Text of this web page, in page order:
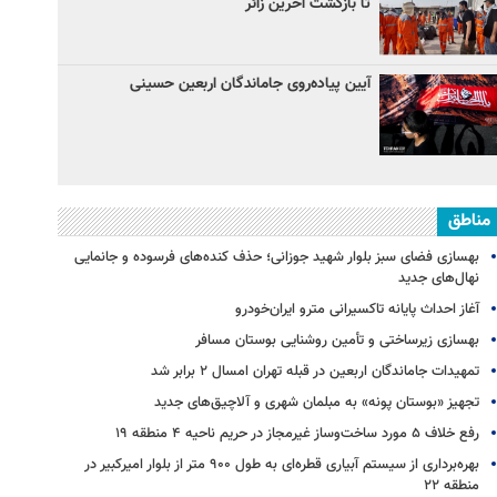
آیین پیاده‌روی جاماندگان اربعین حسینی
مناطق
بهسازی فضای سبز بلوار شهید جوزانی؛ حذف کنده‌های فرسوده و جانمایی
نهال‌های جدید
آغاز احداث پایانه تاکسیرانی مترو ایران‌خودرو
بهسازی زیرساختی و تأمین روشنایی بوستان مسافر
تمهیدات جاماندگان اربعین در قبله تهران امسال ۲ برابر شد
تجهیز «بوستان پونه» به مبلمان شهری و آلاچیق‌های جدید
رفع خلاف ۵ مورد ساخت‌وساز غیرمجاز در حریم ناحیه ۴ منطقه ۱۹
بهره‌برداری از سیستم آبیاری قطره‌ای به طول ۹۰۰ متر از بلوار امیرکبیر در
منطقه ۲۲